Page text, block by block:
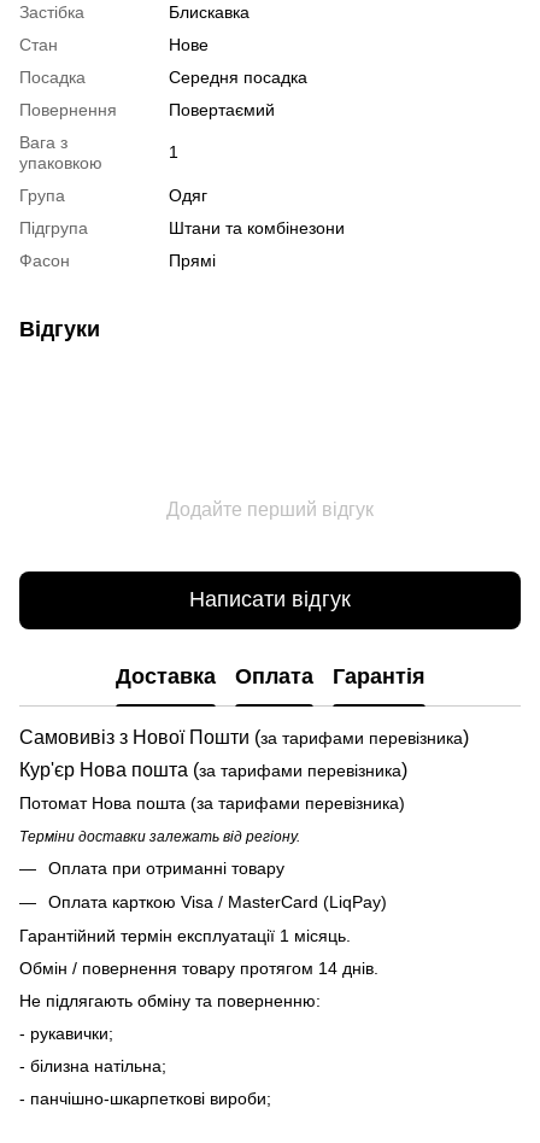
Застібка
Блискавка
Стан
Нове
Посадка
Середня посадка
Повернення
Повертаємий
Вага з
упаковкою
1
Група
Одяг
Підгрупа
Штани та комбінезони
Фасон
Прямі
Відгуки
Додайте перший відгук
Написати відгук
Доставка Оплата Гарантія
Самовивіз з Нової Пошти (за тарифами перевізника)
Кур'єр Нова пошта (за тарифами перевізника)
Потомат Нова пошта (за тарифами перевізника)
Терміни доставки залежать від регіону.
Оплата при отриманні товару
Оплата карткою Visa / MasterCard (LiqPay)
Гарантійний термін експлуатації 1 місяць.
Обмін / повернення товару протягом 14 днів.
Не підлягають обміну та поверненню:
- рукавички;
- білизна натільна;
- панчішно-шкарпеткові вироби;